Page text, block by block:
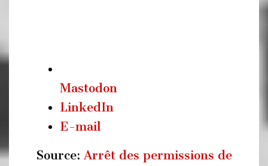
Mastodon
LinkedIn
E-mail
Source: Arrêt des permissions de